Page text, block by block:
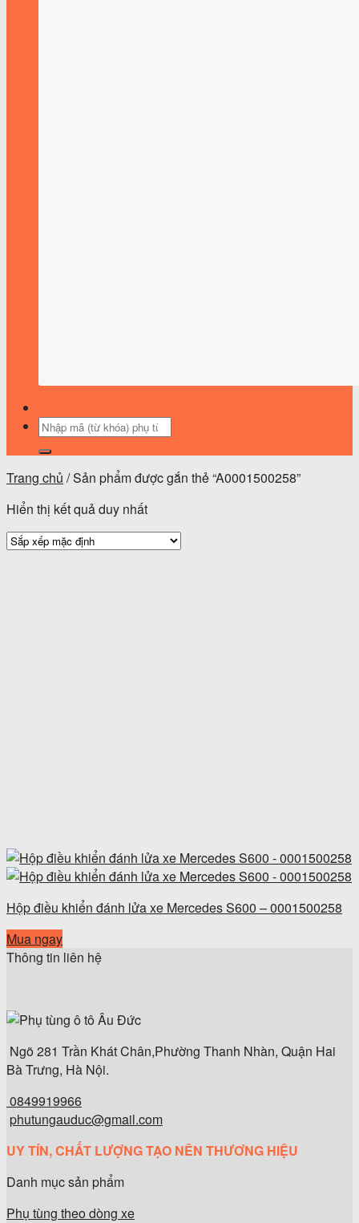
Tìm
Trang chủ /Sản phẩm được gắn thẻ “A0001500258”
Hiển thị kết quả duy nhất
Hộp điều khiển đánh lửa xe Mercedes S600 – 0001500258
Mua ngay
Thông tin liên hệ
Ngõ 281 Trần Khát Chân,Phường Thanh Nhàn, Quận Hai
Bà Trưng, Hà Nội.
0849919966
phutungauduc@gmail.com
UY TÍN, CHẤT LƯỢNG TẠO NÊN THƯƠNG HIỆU
Danh mục sản phẩm
Phụ tùng theo dòng xe